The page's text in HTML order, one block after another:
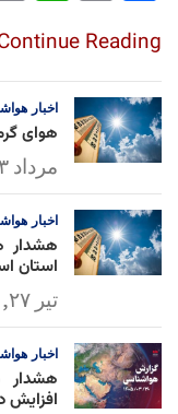
ok
Ap
p
Reading
اخبار
هوای
مرداد ۳, ۱۴۰۵
اخبار
استان
تیر ۲۷, ۱۴۰۵
اخبار
هشدار
افزایش